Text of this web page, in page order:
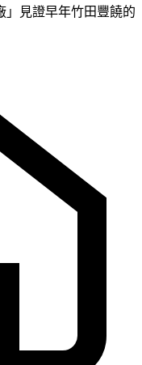
」見證早年竹田豐饒的